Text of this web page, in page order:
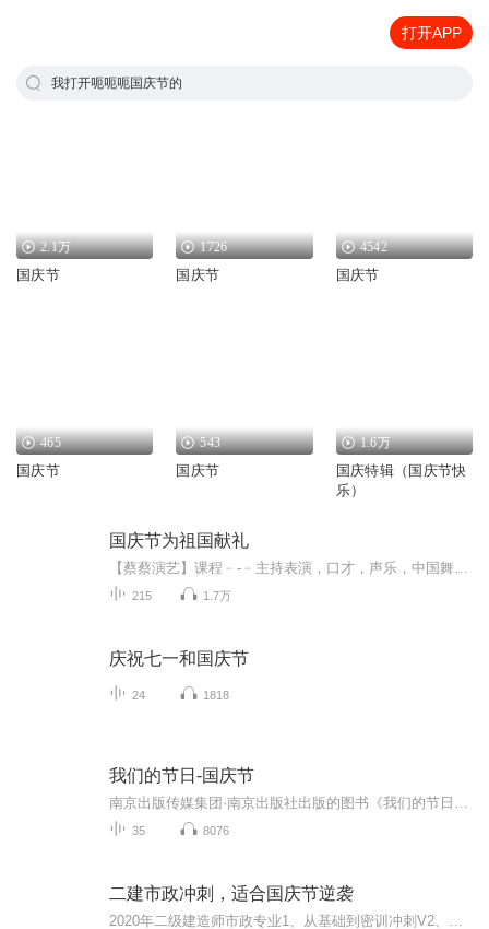
打开APP
我打开呃呃呃国庆节的
2.1万
国庆节
1726
国庆节
4542
国庆节
465
国庆节
543
国庆节
1.6万
国庆特辑（国庆节快
乐）
国庆节为祖国献礼
215 1.7万
庆祝七一和国庆节
24 1818
我们的节日-国庆节
35 8076
二建市政冲刺，适合国庆节逆袭